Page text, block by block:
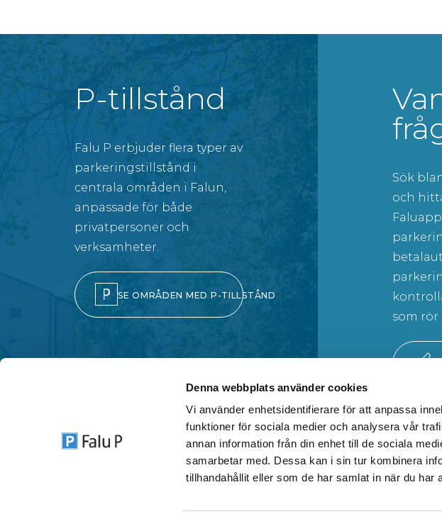
Denna webbplats använder cookies
Vi använder enhetsidentifierare för att anpassa
funktioner för sociala medier och analysera vår
annan information från din enhet till de sociala
samarbetar med. Dessa kan i sin tur kombinera
tillhandahållit eller som de har samlat in när du har
P-tillstånd
Falu P erbjuder flera typer av
parkeringstillstånd i
centrala områden i Falun,
anpassade för både
privatpersoner och
verksamheter.
SE OMRÅDEN MED P-TILLSTÅND
Sök
och
som
TELEFON